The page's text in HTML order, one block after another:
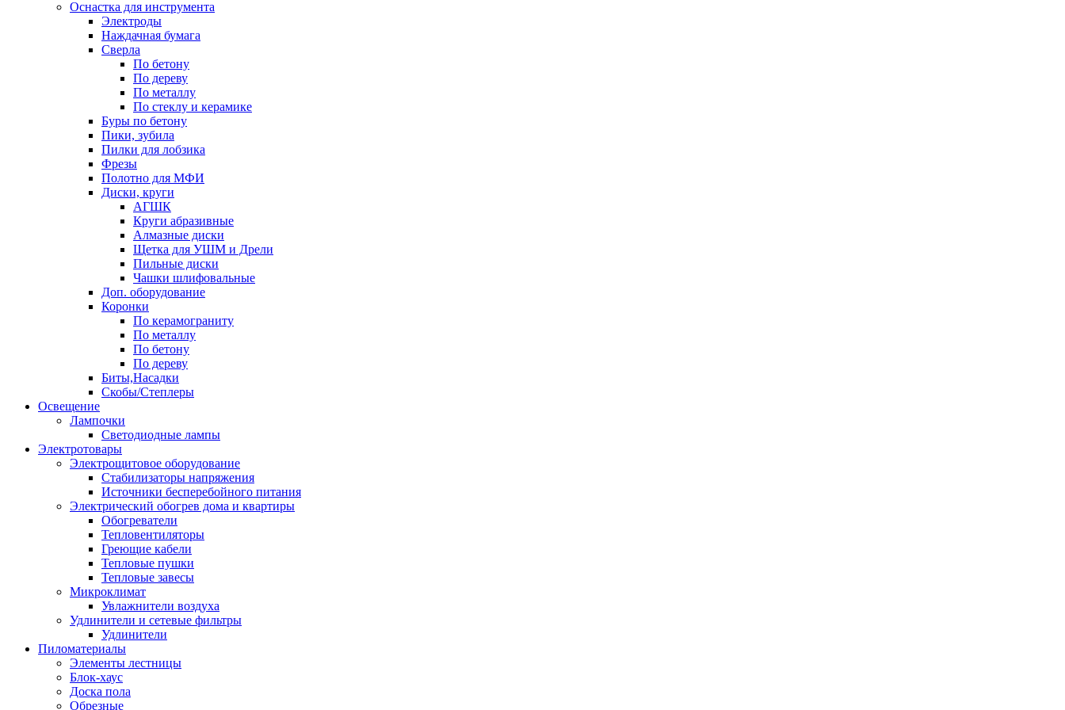
Оснастка для инструмента
Электроды
Наждачная бумага
Сверла
По бетону
По дереву
По металлу
По стеклу и керамике
Буры по бетону
Пики, зубила
Пилки для лобзика
Фрезы
Полотно для МФИ
Диски, круги
АГШК
Круги абразивные
Алмазные диски
Щетка для УШМ и Дрели
Пильные диски
Чашки шлифовальные
Доп. оборудование
Коронки
По керамограниту
По металлу
По бетону
По дереву
Биты,Насадки
Скобы/Степлеры
Освещение
Лампочки
Светодиодные лампы
Электротовары
Электрощитовое оборудование
Стабилизаторы напряжения
Источники бесперебойного питания
Электрический обогрев дома и квартиры
Обогреватели
Тепловентиляторы
Греющие кабели
Тепловые пушки
Тепловые завесы
Микроклимат
Увлажнители воздуха
Удлинители и сетевые фильтры
Удлинители
Пиломатериалы
Элементы лестницы
Блок-хаус
Доска пола
Обрезные